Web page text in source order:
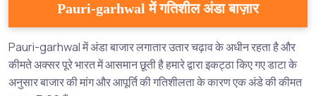
Pauri-garhwal में गतिशील अंडा बाज़ार
Pauri-garhwal में अंडा बाजार लगातार उतार चढ़ाव के अधीन रहता है और
कीमते अक्सर पूरे भारत में आसमान छूती है हमारे द्वारा इकट्ठा किए गए डाटा के
अनुसार बाजार की मांग और आपूर्ति की गतिशीलता के कारण एक अंडे की कीमत